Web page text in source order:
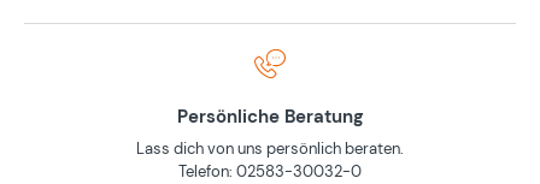
Persönliche Beratung
Lass dich von uns persönlich beraten.
Telefon: 02583-30032-0